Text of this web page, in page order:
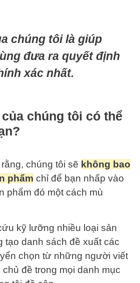
chúng tôi là giúp
đưa ra quyết định
xác nhất.
chúng tôi có thể
chúng tôi sẽ không bao
phẩm chỉ để bạn nhấp vào
phẩm đó một cách mù
kỹ lưỡng nhiều loại sản
tạo danh sách đề xuất các
chọn từ những người viết
đề trong mọi danh mục